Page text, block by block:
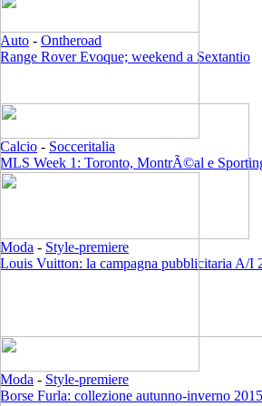
Auto - Ontheroad
Range Rover Evoque; weekend a Sextantio
Calcio - Socceritalia
MLS Week 1: Toronto, MontrÃ©al e
Moda - Style-premiere
Louis Vuitton: la campagna pubblicitaria A/I
Moda - Style-premiere
Borse Furla: collezione autunno-inverno